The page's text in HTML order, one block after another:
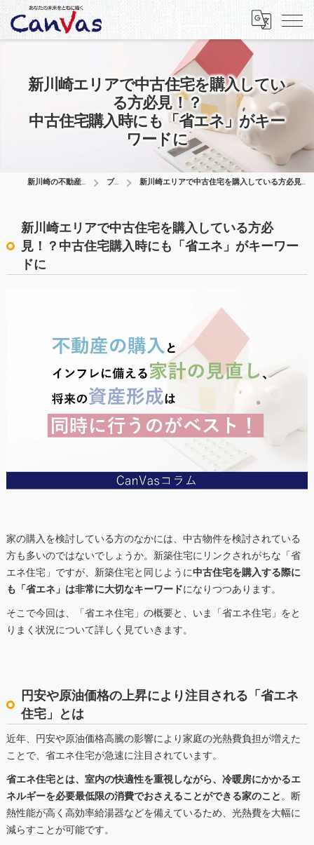
新川崎エリアで中古住宅を購入してい
る方必見！？
中古住宅購入時にも「省エネ」がキー
ワードに
新川崎の不動産はCanVas合同会社 ブログ 新川崎エリアで中古住宅を購入している方必見！？中古住宅購入時にも「省エネ」がキーワードに
新川崎エリアで中古住宅を購入している方必
見！？中古住宅購入時にも「省エネ」がキーワー
ドに
家の購入を検討している方のなかには、中古物件を検討されている
方も多いのではないでしょうか。新築住宅にリンクされがちな「省
エネ住宅」ですが、新築住宅と同じように中古住宅を購入する際に
も「省エネ」は非常に大切なキーワードになりつつあります。
そこで今回は、「省エネ住宅」の概要と、いま「省エネ住宅」をと
りまく状況について詳しく見ていきます。
円安や原油価格の上昇により注目される「省エネ
住宅」とは
近年、円安や原油価格高騰の影響により家庭の光熱費負担が増えた
ことで、省エネ住宅が急速に注目されています。
省エネ住宅とは、室内の快適性を重視しながら、冷暖房にかかるエ
ネルギーを必要最低限の消費でおさえることができる家のこと。断
熱性能が高く高効率給湯器などを備えているため、光熱費を大幅に
減らすことが可能です。